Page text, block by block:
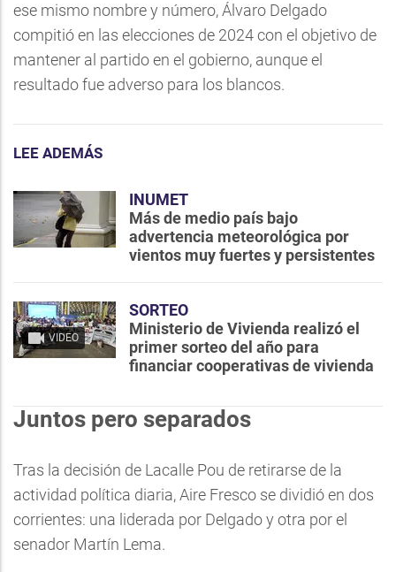
ese mismo nombre y número, Álvaro Delgado
compitió en las elecciones de 2024 con el objetivo de
mantener al partido en el gobierno, aunque el
resultado fue adverso para los blancos.
LEE ADEMÁS
INUMET
Más de medio país bajo
advertencia meteorológica por
vientos muy fuertes y persistentes
VIDEO
SORTEO
Ministerio de Vivienda realizó el
primer sorteo del año para
financiar cooperativas de vivienda
Juntos pero separados
Tras la decisión de Lacalle Pou de retirarse de la
actividad política diaria, Aire Fresco se dividió en dos
corrientes: una liderada por Delgado y otra por el
senador Martín Lema.